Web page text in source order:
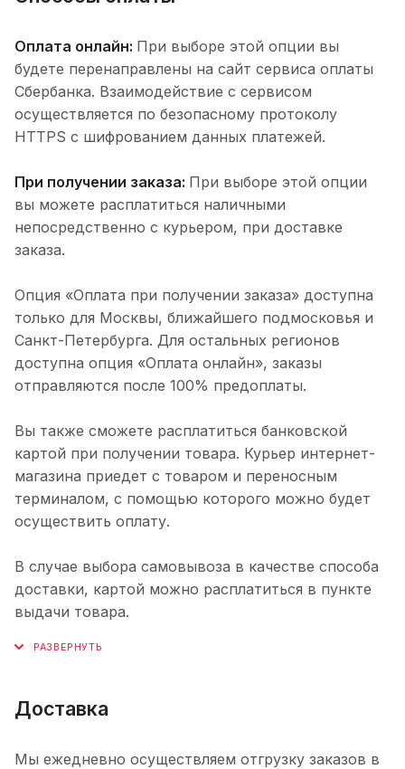
Оплата онлайн: При выборе этой опции вы
будете перенаправлены на сайт сервиса оплаты
Сбербанка. Взаимодействие с сервисом
осуществляется по безопасному протоколу
HTTPS с шифрованием данных платежей.
При получении заказа: При выборе этой опции
вы можете расплатиться наличными
непосредственно с курьером, при доставке
заказа.
Опция «Оплата при получении заказа» доступна
только для Москвы, ближайшего подмосковья и
Санкт-Петербурга. Для остальных регионов
доступна опция «Оплата онлайн», заказы
отправляются после 100% предоплаты.
Вы также сможете расплатиться банковской
картой при получении товара. Курьер интернет-
магазина приедет с товаром и переносным
терминалом, с помощью которого можно будет
осуществить оплату.
В случае выбора самовывоза в качестве способа
доставки, картой можно расплатиться в пункте
выдачи товара.
Доставка
Мы ежедневно осуществляем отгрузку заказов в